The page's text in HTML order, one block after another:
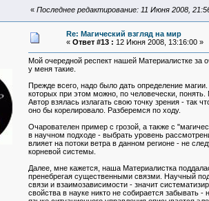
« Последнее редактирование: 11 Июня 2008,
Re: Магический взгляд на мир
« Ответ #13 : 12 Июня 2008, 13:16:00 »
Мой очередной респект нашей Материалистке за
у меня такие.
Прежде всего, надо было дать определение
которых при этом можно, по человечески,
Автор взялась излагать свою точку зрения - так
оно бы корелировало. Разберемся по ходу.
Очарователен пример с грозой, а также с
в научном подходе - выбрать уровень
влияет на потоки ветра в данном регионе - не
корневой системы.
Далее, мне кажется, наша Материалистка
пренебрегая существенными связми. Научный
связи и взаимозависимости - значит
свойства в науке никто не собирается забывать